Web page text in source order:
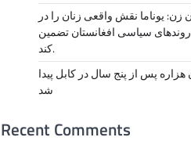
زن: یوناما نقش واقعی زنان را در
سیاسی افغانستان تضمین
کند.
پس از پنج سال در کابل پیدا
شد
Recent Comments